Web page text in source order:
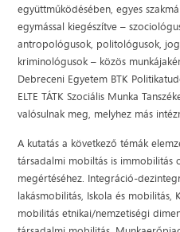
együttműködésében, egyes
egymással kiegészítve –
antropológusok, politológusok,
kriminológusok – közös
Debreceni Egyetem BTK
ELTE TÁTK Szociális Munka
valósulnak meg, melyhez más
A kutatás a következő témák
társadalmi mobiltás is immobilitás
megértéséhez. Integráció-
lakásmobilitás, Iskola és mobilitás,
mobilitás etnikai/nemzetiségi